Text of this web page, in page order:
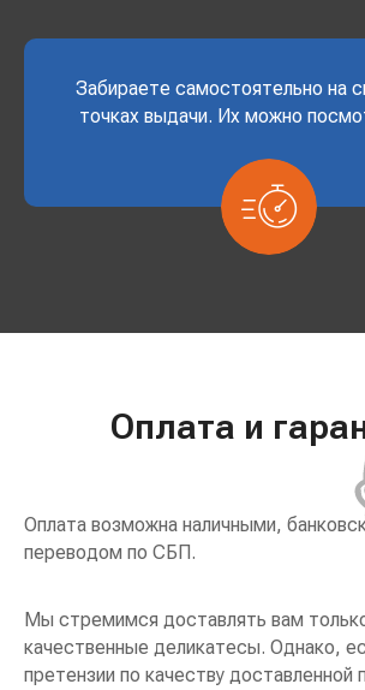
Забираете самостоятельно на
точках выдачи. Их можно
Оплата и
Оплата возможна наличными,
переводом по СБП.
Мы стремимся доставлять вам
качественные деликатесы. Однако,
претензии по качеству доставленной